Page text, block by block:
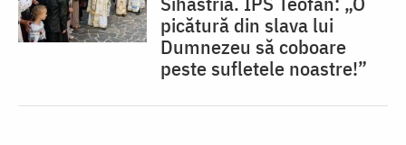
picătură din slava lui
Dumnezeu să coboare
peste sufletele noastre!”